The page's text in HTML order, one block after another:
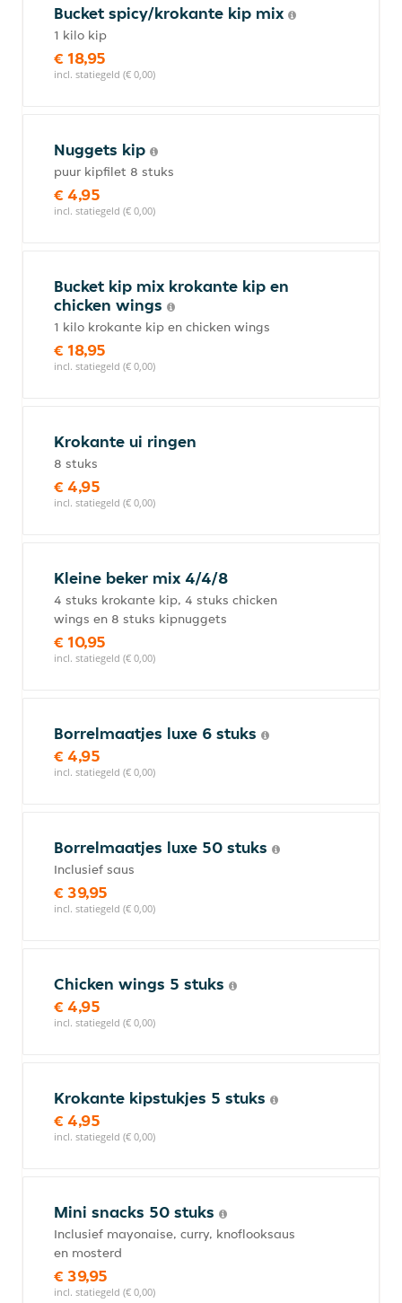
Bucket spicy/krokante kip mix
1 kilo kip
€ 18,95
incl. statiegeld (€ 0,00)
Nuggets kip
puur kipfilet 8 stuks
€ 4,95
incl. statiegeld (€ 0,00)
Bucket kip mix krokante kip en
chicken wings
1 kilo krokante kip en chicken wings
€ 18,95
incl. statiegeld (€ 0,00)
Krokante ui ringen
8 stuks
€ 4,95
incl. statiegeld (€ 0,00)
Kleine beker mix 4/4/8
4 stuks krokante kip, 4 stuks chicken
wings en 8 stuks kipnuggets
€ 10,95
incl. statiegeld (€ 0,00)
Borrelmaatjes luxe 6 stuks
€ 4,95
incl. statiegeld (€ 0,00)
Borrelmaatjes luxe 50 stuks
Inclusief saus
€ 39,95
incl. statiegeld (€ 0,00)
Chicken wings 5 stuks
€ 4,95
incl. statiegeld (€ 0,00)
Krokante kipstukjes 5 stuks
€ 4,95
incl. statiegeld (€ 0,00)
Mini snacks 50 stuks
Inclusief mayonaise, curry, knoflooksaus
en mosterd
€ 39,95
incl. statiegeld (€ 0,00)